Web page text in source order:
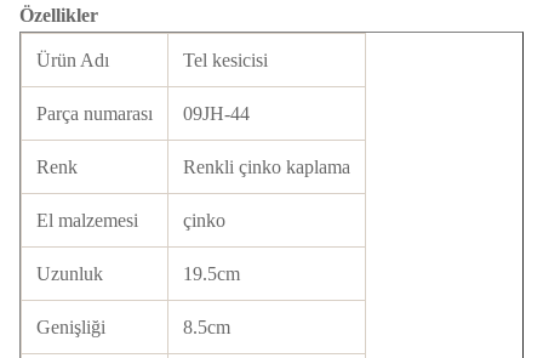
Özellikler
Ürün Adı Tel kesicisi
Parça numarası 09JH-44
Renk Renkli çinko kaplama
El malzemesi çinko
Uzunluk 19.5cm
Genişliği 8.5cm